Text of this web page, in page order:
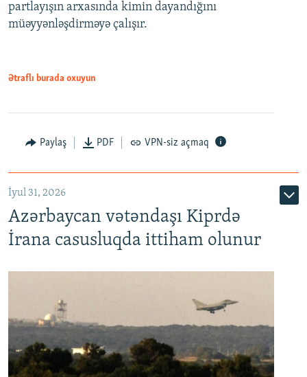
partlayışın arxasında kimin dayandığını
müəyyənləşdirməyə çalışır.
Ətraflı burada oxuyun
Paylaş PDF VPN-siz açmaq
İyul 31, 2026
Azərbaycan vətəndaşı Kiprdə
İrana casusluqda ittiham olunur